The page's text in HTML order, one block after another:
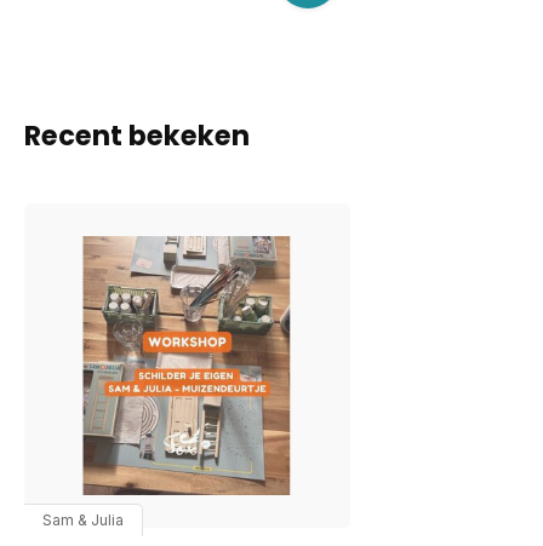
Recent bekeken
Sam & Julia